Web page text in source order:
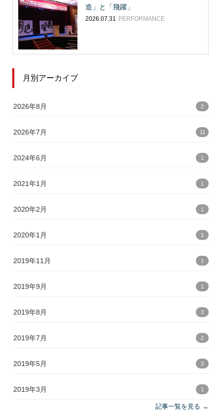
造」と「飛躍」
2026.07.31 PERFORMANCE
月別アーカイブ
2026年8月 2
2026年7月 11
2024年6月 1
2021年1月 1
2020年2月 1
2020年1月 1
2019年11月 1
2019年9月 1
2019年8月 3
2019年7月 2
2019年5月 3
2019年3月 1
記事一覧を見る →